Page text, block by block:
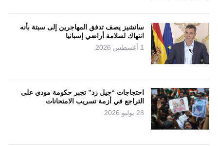
سانشيز يصف تدفق المهاجرين إلى سبتة بأنه
انتهاك لسلامة أراضي إسبانيا
1 أغسطس 2026
احتجاجات “جيل زد” تجبر حكومة مودي على
التراجع في أزمة تسريب الامتحانات
28 يوليو 2026